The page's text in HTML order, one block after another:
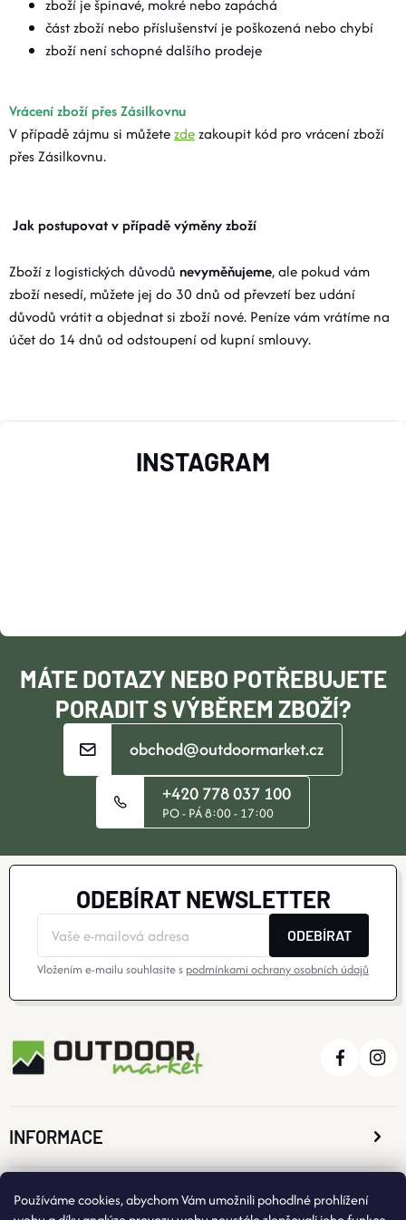
Používáme cookies, abychom Vám umožnili pohodlné prohlížení
zboží je špinavé, mokré nebo zapáchá
část zboží nebo příslušenství je poškozená nebo chybí
zboží není schopné dalšího prodeje
Vrácení zboží přes Zásilkovnu
V případě zájmu si můžetezdezakoupit kód pro vrácení zboží
přes Zásilkovnu.
Jak postupovat v případě výměny zboží
Zboží z logistických důvodů nevyměňujeme, ale pokud vám
zboží nesedí, můžete jej do 30 dnů od převzetí bez udání
důvodů vrátit a objednat si zboží nové. Peníze vám vrátíme na
účet do 14 dnů od odstoupení od kupní smlouvy.
T
MÁTE DOTAZY NEBO POTŘEBUJETE
PORADIT S VÝBĚREM ZBOŽÍ?
obchod@outdoormarket.cz
+420 778 037 100
PO - PÁ 8:00 - 17:00
INSTAGRAM
ODEBÍRAT NEWSLETTER
ODEBÍRAT
Vložením e-mailu souhlasíte s podmínkami ochrany osobních údajů
INFORMACE
O NÁKUPU